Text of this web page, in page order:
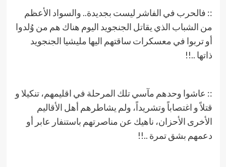
:: فالحرب في الفاشر ليست بجديدة.. والسواد الأعظم
من الشباب الذي يقاتل الجنجويد اليوم هناك هم من وُلدوا
أو تربوا في معسكرات ساقتهم اليها مليشيا الجنجويد
ذاتها ..!!
:: عاشوا وحدهم مآسي تلك المرحلة في اقليمهم، تنكيلا و
قتلاً و اغتصاباً وتشريداً، ولم يشاطرهم أهل الأقاليم
الأخرى الأحزان، ناهيك عن مناصرتهم باستنفار عابر أو
دعمهم بشق تمرة ..!!